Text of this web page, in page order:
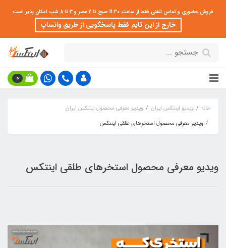
فروش حضوری و تماس تلفنی فقط از ساعت 11:30 صبح تا 2 عصر و 3 تا 8 شب امکان پذیر است
خارج از این تایم فقط پاسخگویی از طریق واتساپ
0
خانه ویدیو اینتکس ایران
ویدیو معرفی محصول اینتکس ایران
ویدیو معرفی محصول استخرهای طلقی اینتکس
ویدیو معرفی محصول استخرهای طلقی اینتکس